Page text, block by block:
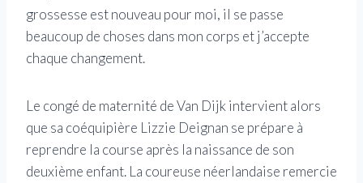
grossesse est nouveau pour moi, il se passe
beaucoup de choses dans mon corps et j’accepte
chaque changement.
Le congé de maternité de Van Dijk intervient alors
que sa coéquipière Lizzie Deignan se prépare à
reprendre la course après la naissance de son
deuxième enfant. La coureuse néerlandaise remercie